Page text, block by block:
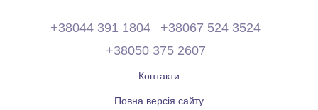
+38044 391 1804
+38067 524 3524
+38050 375 2607
Контакти
Повна версія сайту